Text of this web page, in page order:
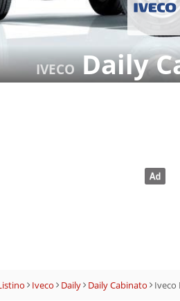
IVECODaily
Iveco Daily Daily Cabinato Iveco